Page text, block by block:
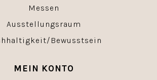
Messen
Ausstellungsraum
Bewusstsein
MEIN KONTO